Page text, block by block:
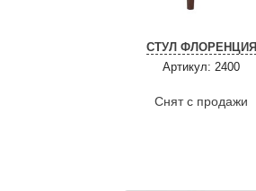
СТУЛ ФЛОРЕНЦИЯ
Артикул: 2400
Снят с продажи